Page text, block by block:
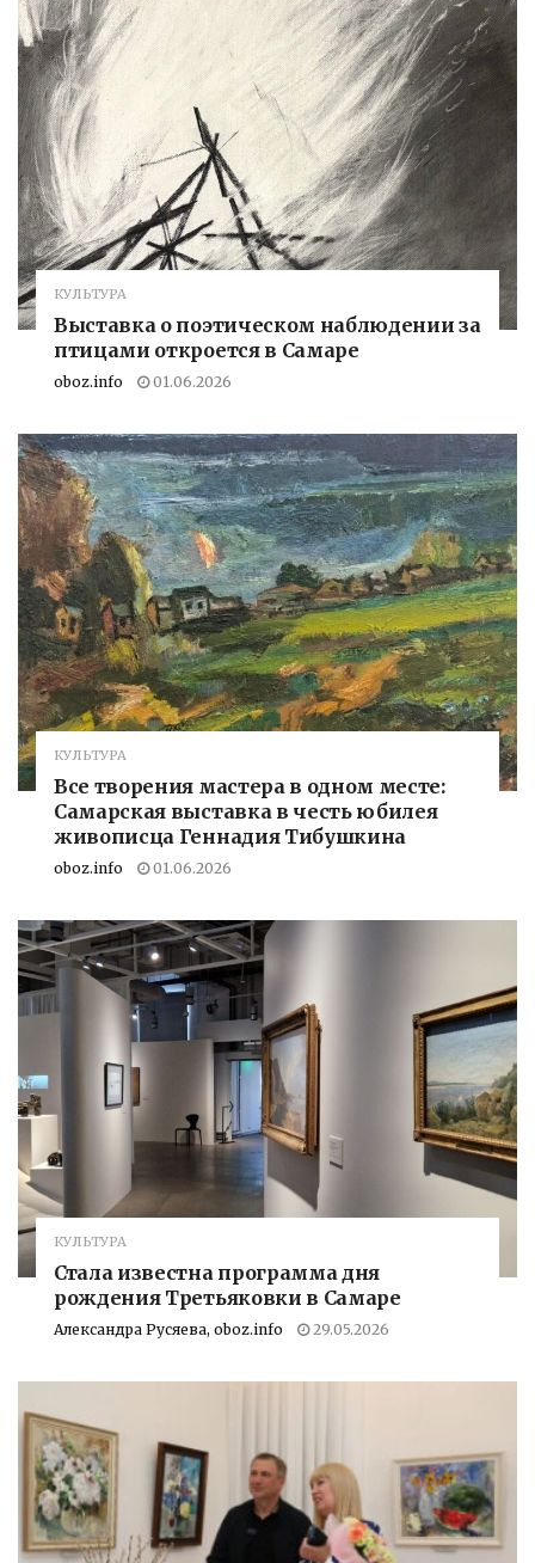
КУЛЬТУРА
Выставка о поэтическом наблюдении за
птицами откроется в Самаре
oboz.info 01.06.2026
КУЛЬТУРА
Все творения мастера в одном месте:
Самарская выставка в честь юбилея
живописца Геннадия Тибушкина
oboz.info 01.06.2026
КУЛЬТУРА
Стала известна программа дня
рождения Третьяковки в Самаре
Александра Русяева, oboz.info 29.05.2026